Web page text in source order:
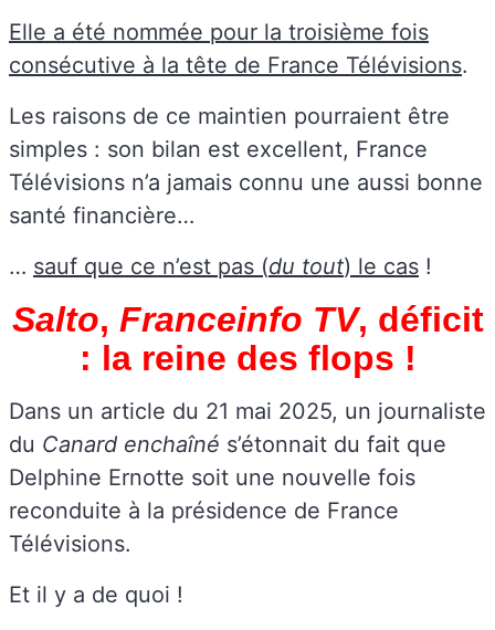
Elle a été nommée pour la troisième fois
consécutive à la tête de France Télévisions.
Les raisons de ce maintien pourraient être
simples : son bilan est excellent, France
Télévisions n’a jamais connu une aussi bonne
santé financière…
… sauf que ce n’est pas (du tout) le cas !
Salto, Franceinfo TV, déficit
: la reine des flops !
Dans un article du 21 mai 2025, un journaliste
du Canard enchaîné s’étonnait du fait que
Delphine Ernotte soit une nouvelle fois
reconduite à la présidence de France
Télévisions.
Et il y a de quoi !